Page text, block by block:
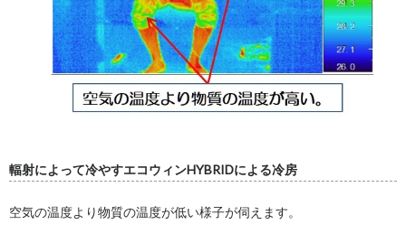
輻射によって冷やすエコウィンHYBRIDによる冷房
空気の温度より物質の温度が低い様子が伺えます。